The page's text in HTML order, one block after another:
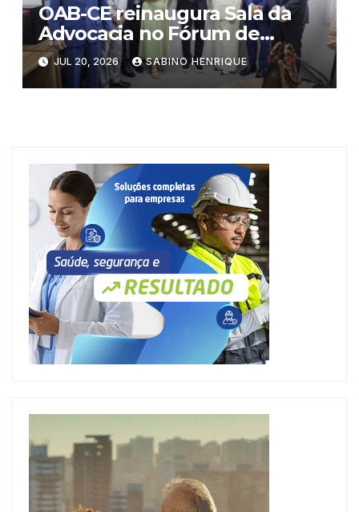
OAB-CE reinaugura Sala da
Advocacia no Fórum de
Eusébio
JUL 20, 2026 SABINO HENRIQUE